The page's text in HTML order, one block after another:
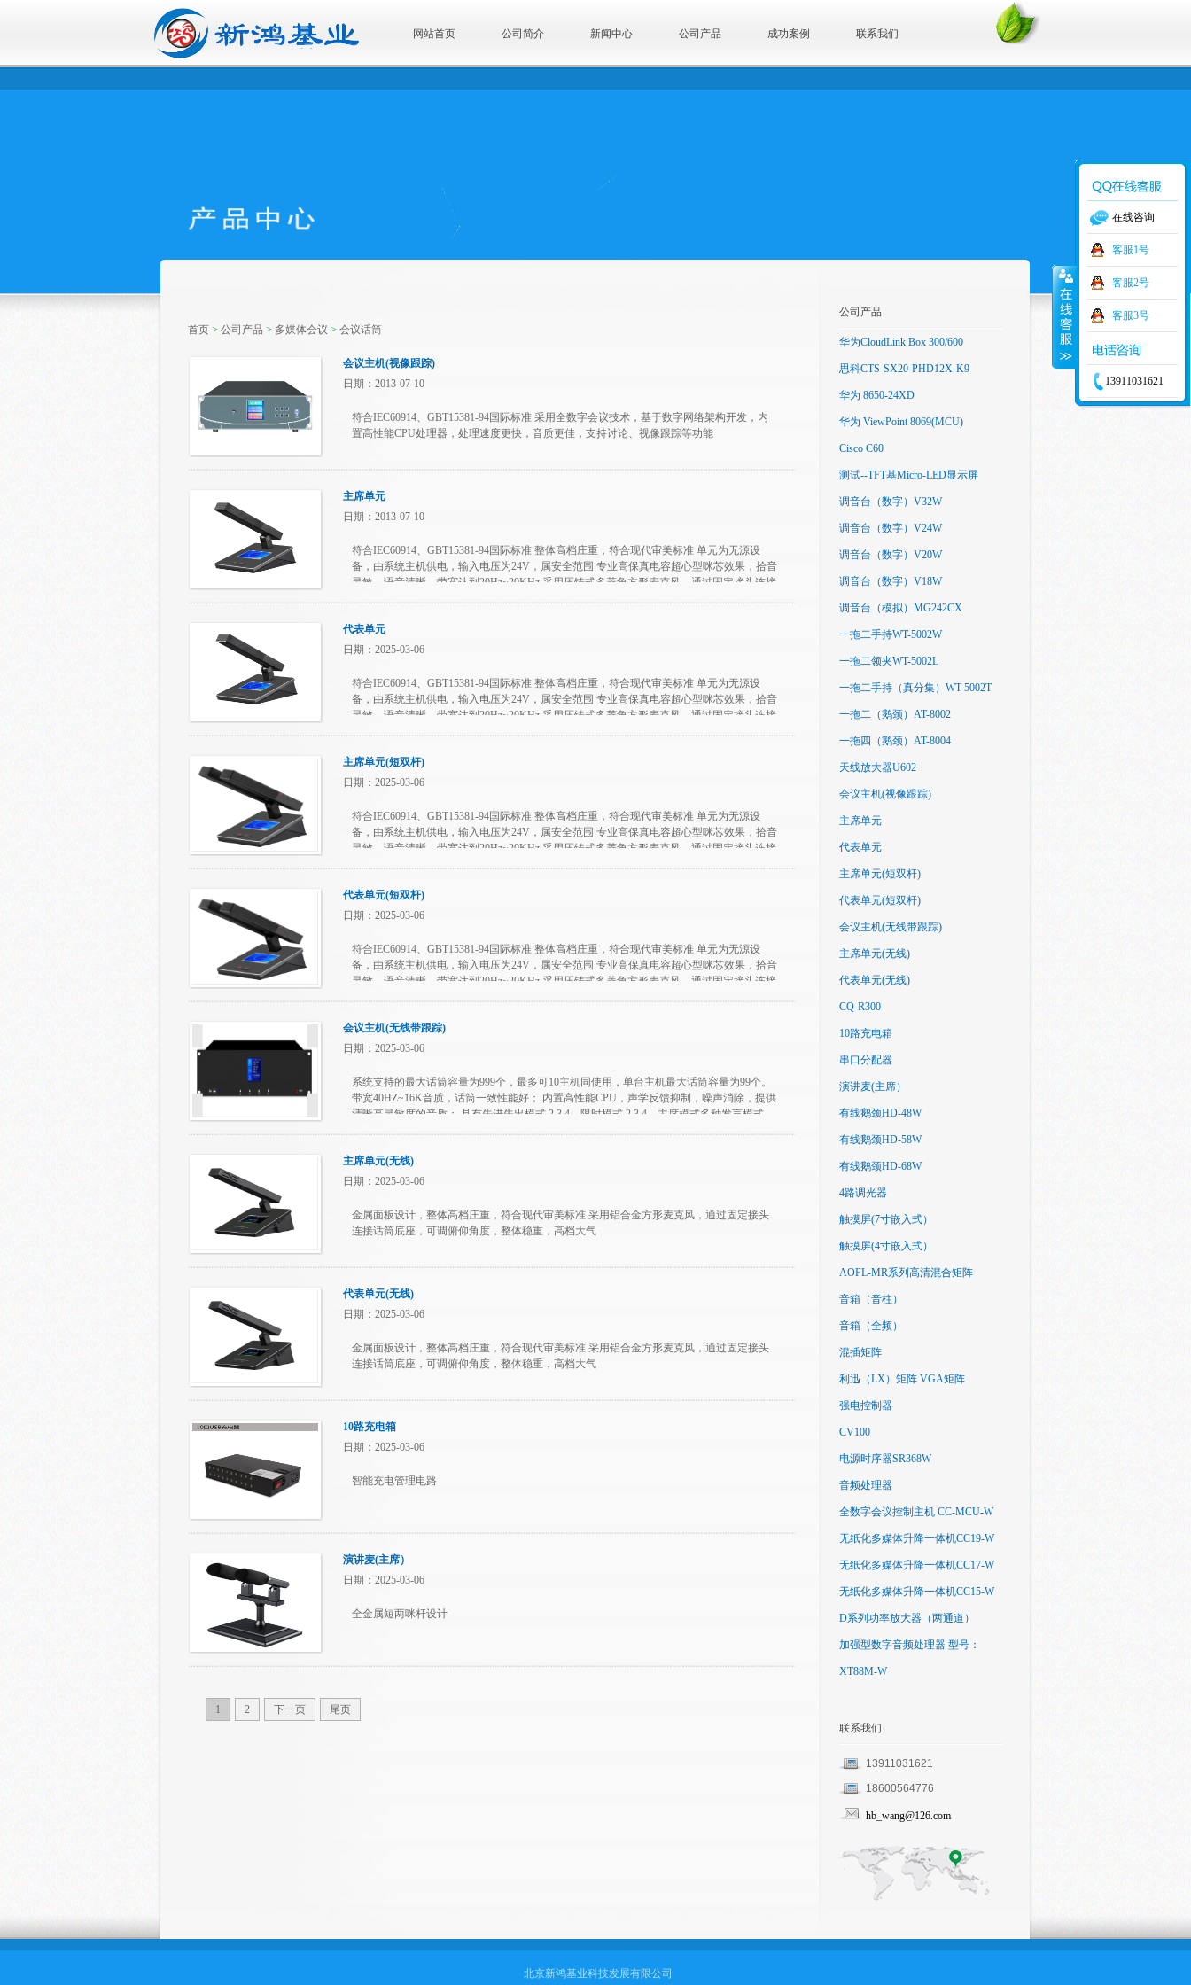
网站首页 公司简介 新闻中心 公司产品 成功案例 联系我们
首页 > 公司产品 > 多媒体会议 > 会议话筒
会议主机(视像跟踪)
日期：2013-07-10
符合IEC60914、GBT15381-94国际标准 采用全数字会议技术，基于数字网络架构开发，内
置高性能CPU处理器，处理速度更快，音质更佳，支持讨论、视像跟踪等功能
主席单元
日期：2013-07-10
符合IEC60914、GBT15381-94国际标准 整体高档庄重，符合现代审美标准 单元为无源设
备，由系统主机供电，输入电压为24V，属安全范围 专业高保真电容超心型咪芯效果，拾音
灵敏、语音清晰，带宽达到20Hz~20KHz 采用压铸式多菱角方形麦克风，通过固定接头连接
代表单元
日期：2025-03-06
符合IEC60914、GBT15381-94国际标准 整体高档庄重，符合现代审美标准 单元为无源设
备，由系统主机供电，输入电压为24V，属安全范围 专业高保真电容超心型咪芯效果，拾音
灵敏、语音清晰，带宽达到20Hz~20KHz 采用压铸式多菱角方形麦克风，通过固定接头连接
主席单元(短双杆)
日期：2025-03-06
符合IEC60914、GBT15381-94国际标准 整体高档庄重，符合现代审美标准 单元为无源设
备，由系统主机供电，输入电压为24V，属安全范围 专业高保真电容超心型咪芯效果，拾音
灵敏、语音清晰，带宽达到20Hz~20KHz 采用压铸式多菱角方形麦克风，通过固定接头连接
代表单元(短双杆)
日期：2025-03-06
符合IEC60914、GBT15381-94国际标准 整体高档庄重，符合现代审美标准 单元为无源设
备，由系统主机供电，输入电压为24V，属安全范围 专业高保真电容超心型咪芯效果，拾音
灵敏、语音清晰，带宽达到20Hz~20KHz 采用压铸式多菱角方形麦克风，通过固定接头连接
会议主机(无线带跟踪)
日期：2025-03-06
系统支持的最大话筒容量为999个，最多可10主机同使用，单台主机最大话筒容量为99个。
带宽40HZ~16K音质，话筒一致性能好； 内置高性能CPU，声学反馈抑制，噪声消除，提供
清晰高灵敏度的音质； 具有先进先出模式.2.3.4、限时模式.2.3.4、主席模式多种发言模式，
主席单元(无线)
日期：2025-03-06
金属面板设计，整体高档庄重，符合现代审美标准 采用铝合金方形麦克风，通过固定接头
连接话筒底座，可调俯仰角度，整体稳重，高档大气
代表单元(无线)
日期：2025-03-06
金属面板设计，整体高档庄重，符合现代审美标准 采用铝合金方形麦克风，通过固定接头
连接话筒底座，可调俯仰角度，整体稳重，高档大气
10路充电箱
日期：2025-03-06
智能充电管理电路
演讲麦(主席）
日期：2025-03-06
全金属短两咪杆设计
1 2 下一页 尾页
公司产品
华为CloudLink Box 300/600
思科CTS-SX20-PHD12X-K9
华为 8650-24XD
华为 ViewPoint 8069(MCU)
Cisco C60
测试--TFT基Micro-LED显示屏
调音台（数字）V32W
调音台（数字）V24W
调音台（数字）V20W
调音台（数字）V18W
调音台（模拟）MG242CX
一拖二手持WT-5002W
一拖二领夹WT-5002L
一拖二手持（真分集）WT-5002T
一拖二（鹅颈）AT-8002
一拖四（鹅颈）AT-8004
天线放大器U602
会议主机(视像跟踪)
主席单元
代表单元
主席单元(短双杆)
代表单元(短双杆)
会议主机(无线带跟踪)
主席单元(无线)
代表单元(无线)
CQ-R300
10路充电箱
串口分配器
演讲麦(主席）
有线鹅颈HD-48W
有线鹅颈HD-58W
有线鹅颈HD-68W
4路调光器
触摸屏(7寸嵌入式）
触摸屏(4寸嵌入式）
AOFL-MR系列高清混合矩阵
音箱（音柱）
音箱（全频）
混插矩阵
利迅（LX）矩阵 VGA矩阵
强电控制器
CV100
电源时序器SR368W
音频处理器
全数字会议控制主机 CC-MCU-W
无纸化多媒体升降一体机CC19-W
无纸化多媒体升降一体机CC17-W
无纸化多媒体升降一体机CC15-W
D系列功率放大器（两通道）
加强型数字音频处理器 型号：
XT88M-W
联系我们
13911031621
18600564776
hb_wang@126.com
北京新鸿基业科技发展有限公司
在线咨询
客服1号
客服2号
客服3号
13911031621